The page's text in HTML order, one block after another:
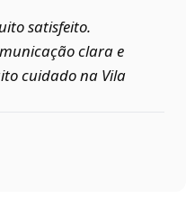
satisfeito.
clara e
cuidado na Vila